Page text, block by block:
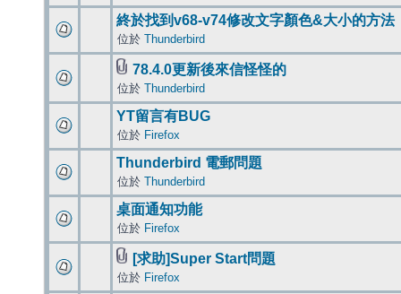
終於找到v68-v74修改文字顏色&大小的方法
位於 Thunderbird
78.4.0更新後來信怪怪的
位於 Thunderbird
YT留言有BUG
位於 Firefox
Thunderbird 電郵問題
位於 Thunderbird
桌面通知功能
位於 Firefox
[求助]Super Start問題
位於 Firefox